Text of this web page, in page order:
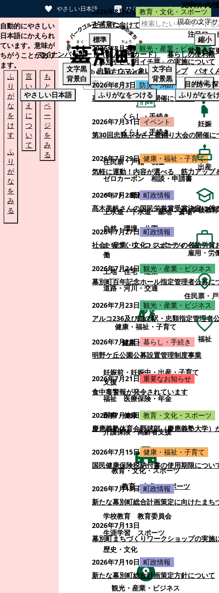
やさしい日本語 ひらがなをつける
本文へスキップする
自動的にやさしい
日本語にかえられ
ています。意味が
ちがうことがあり
ます。
ふ
り
が
な
を
け
す
ふ
り
が
な
を
み
る
言
い
替
え
に
つ
い
て
も
と
の
ペ
ー
ジ
を
み
る
検索
くらし・手続き
くらし・手続き
住民票・戸籍
税金
ゼロカーボン
相談・申請書
ペット・動植物
ごみ
上水道・下水道
墓地・斎場
自然・環境・公園
まちづくり・コミュニティ・協
働
土地・住宅・建築
道路・河川・交通
健康・福祉・子育て
健康・福祉・子育て
妊娠前・妊娠中・出産・子育て
支援
福祉
医療保険・年金
医療・健康
介護保険・高齢者支援
教育・文化・スポーツ
教育・文化・スポーツ
学校教育
教育委員会
生涯学習
スポーツ
歴史・文化
観光・産業・ビジネス
2026年8月4日 教育・文化・スポーツ
企画展に向けて：安東ウメ子さんとの思
2026年8月3日 観光・産業・ビジネス
「幕別やさい月イチ菜」の実施について
2026年8月3日 防災・消防
幕別町防災フェアの開催について
2026年7月31日 イベント
第30回忠類ふるさと盆踊り大会の開催に
2026年7月29日 健康・福祉・子育て
気軽に運動！内容が選べる 筋力アップ
2026年7月28日 町政情報
髙木美帆さんの国民栄誉賞受賞決定に係
2026年7月27日 町政情報
社会・産業・文化・スポーツの各功労
2026年7月24日 観光・産業・ビジネス
幕別町百年記念ホール指定管理者公募に
2026年7月23日 観光・産業・ビジネス
アルコ236及び道の駅・忠類指定管理者
2026年7月22日 暮らし・手続き
明野ケ丘公園公募設置管理制度事業
2026年7月21日 重要なお知らせ
食中毒警報が発令されています
2026年7月16日 教育・文化・スポーツ
慶應義塾体育会野球部（慶應義塾大学）
2026年7月15日 健康・福祉・子育て
国民健康保険税納付書の使用期限につい
2026年7月13日 町政情報
新たな幕別町総合計画策定に向けたまち
2026年7月13日
幕別町まちづくりワークショップの実施
2026年7月10日 町政情報
新たな幕別町総合計画策定方針について
サイト内
注目ワー
マイナンバーカード（個人番号カード）
暮らしの便利帳
忠類ナウマン象LINEスタンプ
パオく
目的から
妊娠
出産
学校教育
雇用・労
住民票・
福祉
文字サイズ
現在の文字
標準
縮小
背景色変
文字黒
背景白
文字白
背景黒
やさしい日本語
ふりがなをつける ふりがなを